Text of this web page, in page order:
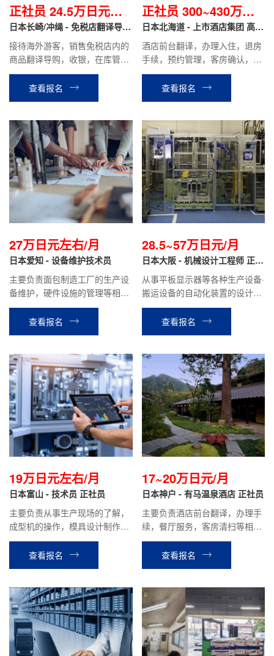
正社员 24.5万日元起/
月
日本长崎/冲绳 - 免税店翻译导购
正社员
接待海外游客，销售免税店内的
商品翻译导购，收银，在库管理
等工作。
查看报名
正社员 300~430万日
元/年
日本北海道 - 上市酒店集团 高端
度假酒店 正社员
酒店前台翻译，办理入住，退房
手续，预约管理，客房确认，餐
厅接待等相关工作。
查看报名
27万日元左右/月
日本爱知 - 设备维护技术员
主要负责面包制造工厂的生产设
备维护，硬件设施的管理等相关
工作。
查看报名
28.5~57万日元/月
日本大阪 - 机械设计工程师 正社
从事平板显示器等各种生产设备·
搬运设备的自动化装置的设计工
作。负责初期的沟通，设计，生
产，试运行等全程业务。
查看报名
19万日元左右/月
日本富山 - 技术员 正社员
主要负责从事生产现场的了解，
成型机的操作，模具设计制作等
相关工作。
查看报名
17~20万日元/月
日本神户 - 有马温泉酒店 正社员
主要负责酒店前台翻译，办理手
续，餐厅服务，客房清扫等相关
工作。
查看报名